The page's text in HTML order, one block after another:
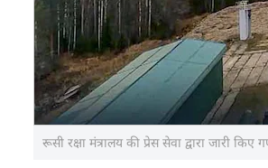
रूसी रक्षा मंत्रालय की प्रेस सेवा द्वारा जारी